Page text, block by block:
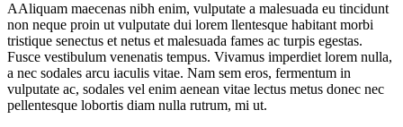
AAliquam maecenas nibh enim, vulputate a malesuada eu tincidunt
non neque proin ut vulputate dui lorem llentesque habitant morbi
tristique senectus et netus et malesuada fames ac turpis egestas.
Fusce vestibulum venenatis tempus. Vivamus imperdiet lorem nulla,
a nec sodales arcu iaculis vitae. Nam sem eros, fermentum in
vulputate ac, sodales vel enim aenean vitae lectus metus donec nec
pellentesque lobortis diam nulla rutrum, mi ut.